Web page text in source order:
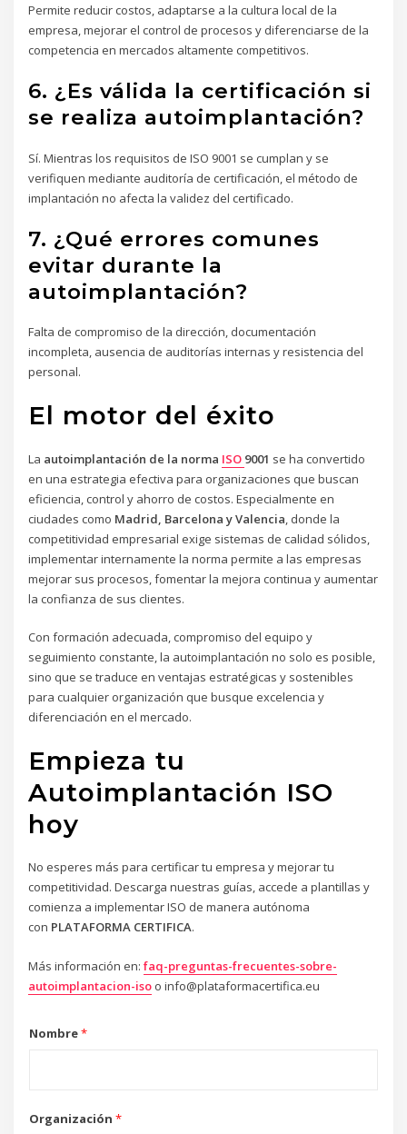
Permite reducir costos, adaptarse a la cultura local de la
empresa, mejorar el control de procesos y diferenciarse de la
competencia en mercados altamente competitivos.
6. ¿Es válida la certificación si
se realiza autoimplantación?
Sí. Mientras los requisitos de ISO 9001 se cumplan y se
verifiquen mediante auditoría de certificación, el método de
implantación no afecta la validez del certificado.
7. ¿Qué errores comunes
evitar durante la
autoimplantación?
Falta de compromiso de la dirección, documentación
incompleta, ausencia de auditorías internas y resistencia del
personal.
El motor del éxito
La autoimplantación de la norma ISO 9001 se ha convertido
en una estrategia efectiva para organizaciones que buscan
eficiencia, control y ahorro de costos. Especialmente en
ciudades como Madrid, Barcelona y Valencia , donde la
competitividad empresarial exige sistemas de calidad sólidos,
implementar internamente la norma permite a las empresas
mejorar sus procesos, fomentar la mejora continua y aumentar
la confianza de sus clientes.
Con formación adecuada, compromiso del equipo y
seguimiento constante, la autoimplantación no solo es posible,
sino que se traduce en ventajas estratégicas y sostenibles
para cualquier organización que busque excelencia y
diferenciación en el mercado.
Empieza tu
Autoimplantación ISO
hoy
No esperes más para certificar tu empresa y mejorar tu
competitividad. Descarga nuestras guías, accede a plantillas y
comienza a implementar ISO de manera autónoma
con PLATAFORMA CERTIFICA.
Más información en:faq-preguntas-frecuentes-sobre-
autoimplantacion-iso o info@plataformacertifica.eu
c
Nombre*
Organización*